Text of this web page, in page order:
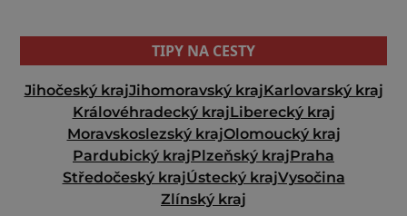
TIPY NA CESTY
Jihočeský krajJihomoravský krajKarlovarský kraj
Královéhradecký krajLiberecký kraj
Moravskoslezský krajOlomoucký kraj
Pardubický krajPlzeňský krajPraha
Středočeský krajÚstecký krajVysočina
Zlínský kraj